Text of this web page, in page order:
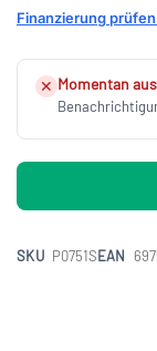
Finanzierung
✕ Momentan
SKU P0751SEAN